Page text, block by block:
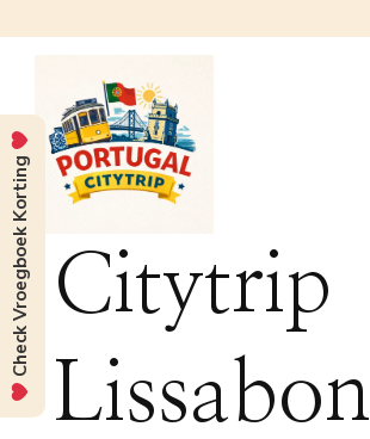
Citytrip
Lissabon
Check Vroegboek Korting